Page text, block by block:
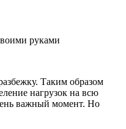
Таким образом
нагрузок на всю
важный момент. Но